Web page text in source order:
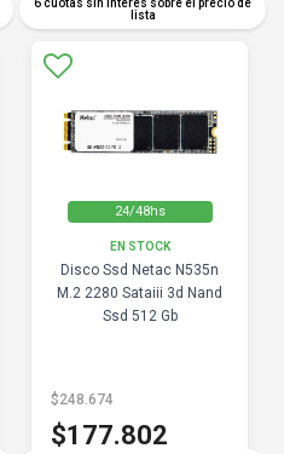
6 cuotas sin interés sobre el precio de
lista
24/48hs
EN STOCK
Disco Ssd Netac N535n
M.2 2280 Sataiii 3d Nand
Ssd 512 Gb
$248.674
$177.802